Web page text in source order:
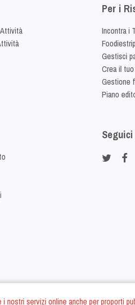
servizi online anche per proporti
Per i
Incontra i
Gestisci
Crea il
Gestione
Piano
Seguici